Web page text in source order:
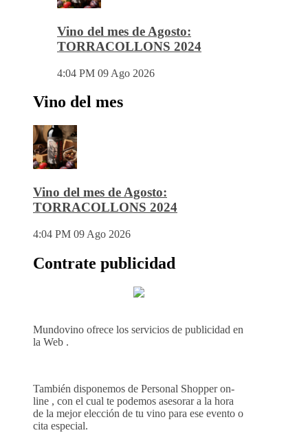
Vino del mes de Agosto:
TORRACOLLONS 2024
4:04 PM 09 Ago 2026
Vino del mes
Vino del mes de Agosto:
TORRACOLLONS 2024
4:04 PM 09 Ago 2026
Contrate publicidad
Mundovino ofrece los servicios de publicidad en
la Web .
También disponemos de Personal Shopper on-
line , con el cual te podemos asesorar a la hora
de la mejor elección de tu vino para ese evento o
cita especial.